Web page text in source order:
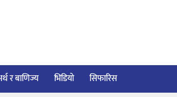
र बाणिज्य भिडियो सिफारिस